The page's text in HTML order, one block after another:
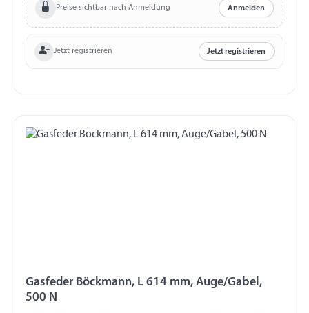
Preise sichtbar nach Anmeldung Anmelden
Jetzt registrieren Jetzt registrieren
Gasfeder Böckmann, L 614 mm, Auge/Gabel,
500 N